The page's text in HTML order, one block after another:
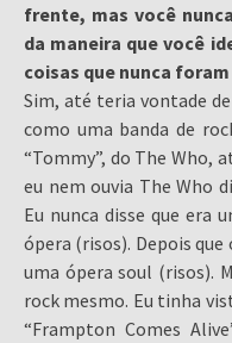
frente, mas você
da maneira que você
coisas que nunca
Sim, até teria vontade
como uma banda de
“Tommy”, do The Who,
eu nem ouvia The Who
Eu nunca disse que era
ópera (risos). Depois
uma ópera soul (risos).
rock mesmo. Eu tinha
“Frampton Comes